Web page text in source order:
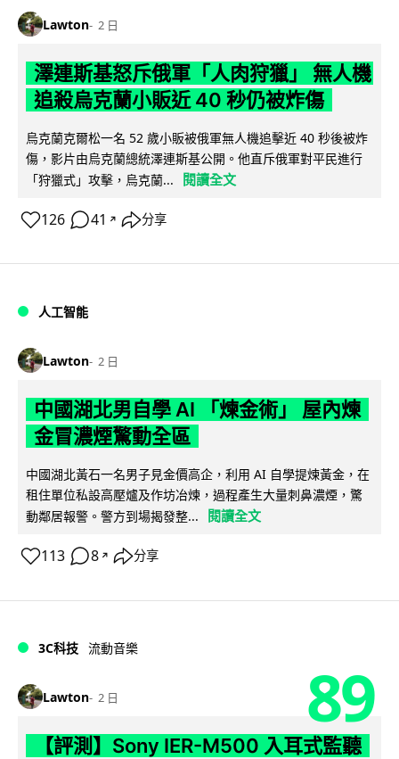
Lawton 2 日
澤連斯基怒斥俄軍「人肉狩獵」 無人機
追殺烏克蘭小販近 40 秒仍被炸傷
烏克蘭克爾松一名 52 歲小販被俄軍無人機追擊近 40 秒後被炸
傷，影片由烏克蘭總統澤連斯基公開。他直斥俄軍對平民進行
「狩獵式」攻擊，烏克蘭...
閱讀全文
126 41 ↗ 分享
人工智能
Lawton 2 日
中國湖北男自學 AI 「煉金術」 屋內煉
金冒濃煙驚動全區
中國湖北黃石一名男子見金價高企，利用 AI 自學提煉黃金，在
租住單位私設高壓爐及作坊冶煉，過程產生大量刺鼻濃煙，驚
動鄰居報警。警方到場揭發整...
閱讀全文
113 8 ↗ 分享
3C科技 流動音樂
Lawton 2 日 89
【評測】Sony IER-M500 入耳式監聽